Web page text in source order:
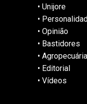
• Unijore
•
• Opinião
• Bastidores
• Agropecuária
• Editorial
• Vídeos